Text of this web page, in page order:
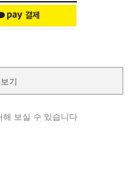
기
해 보실 수 있습니다